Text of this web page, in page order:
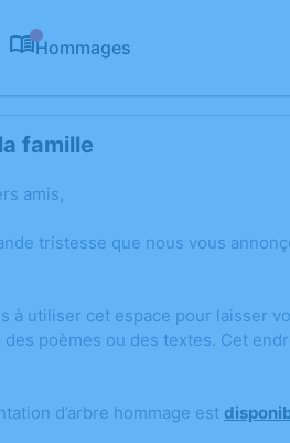
Hommages
famille
amis,
tristesse que nous vous
à utiliser cet espace pour laisser
des poèmes ou des textes. Cet
d’arbre hommage est